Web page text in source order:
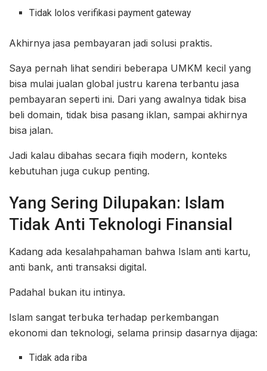
Tidak lolos verifikasi payment gateway
Akhirnya jasa pembayaran jadi solusi praktis.
Saya pernah lihat sendiri beberapa UMKM kecil yang
bisa mulai jualan global justru karena terbantu jasa
pembayaran seperti ini. Dari yang awalnya tidak bisa
beli domain, tidak bisa pasang iklan, sampai akhirnya
bisa jalan.
Jadi kalau dibahas secara fiqih modern, konteks
kebutuhan juga cukup penting.
Yang Sering Dilupakan: Islam
Tidak Anti Teknologi Finansial
Kadang ada kesalahpahaman bahwa Islam anti kartu,
anti bank, anti transaksi digital.
Padahal bukan itu intinya.
Islam sangat terbuka terhadap perkembangan
ekonomi dan teknologi, selama prinsip dasarnya dijaga:
Tidak ada riba